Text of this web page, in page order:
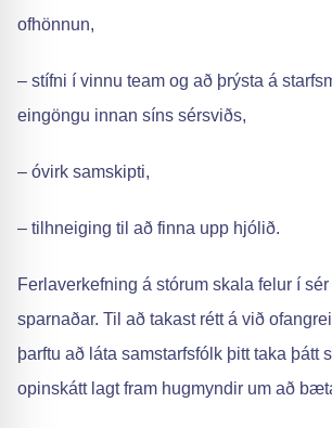
ofhönnun,
– stífni í vinnu team og að þrýsta á
eingöngu innan síns sérsviðs,
– óvirk samskipti,
– tilhneiging til að finna upp hjólið.
Ferlaverkefning á stórum skala felur í
sparnaðar. Til að takast rétt á við
þarftu að láta samstarfsfólk þitt taka þátt
opinskátt lagt fram hugmyndir um að